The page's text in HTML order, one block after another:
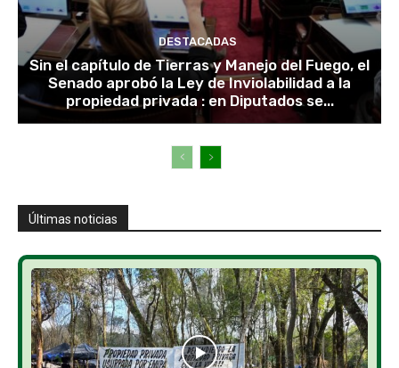
DESTACADAS
Sin el capítulo de Tierras y Manejo del Fuego, el
Senado aprobó la Ley de Inviolabilidad a la
propiedad privada : en Diputados se...
Últimas noticias